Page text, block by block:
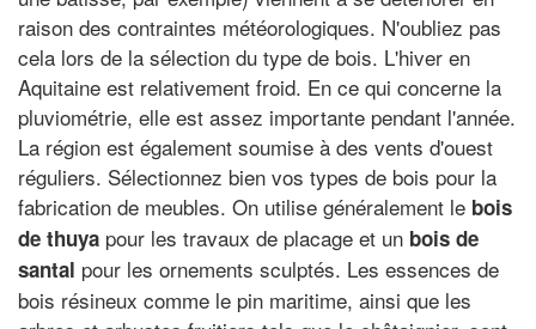
raison des contraintes météorologiques. N'oubliez pas
cela lors de la sélection du type de bois. L'hiver en
Aquitaine est relativement froid. En ce qui concerne la
pluviométrie, elle est assez importante pendant l'année.
La région est également soumise à des vents d'ouest
réguliers. Sélectionnez bien vos types de bois pour la
fabrication de meubles. On utilise généralement le bois
de thuya pour les travaux de placage et un bois de
santal pour les ornements sculptés. Les essences de
bois résineux comme le pin maritime, ainsi que les